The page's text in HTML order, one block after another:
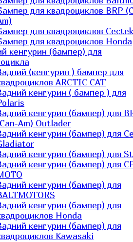
для квадроциклов BRP
для квадроциклов Cectek
для квадроциклов Honda
кенгурин (бампер) для
(кенгурин ) бампер для
ARCTIC CAT
кенгурин ( бампер ) для
кенгурин (бампер) для
Am) Outlader
кенгурин (бампер) для
кенгурин (бампер) для
кенгурин (бампер) для
кенгурин (бампер) для
кенгурин (бампер) для
Honda
кенгурин (бампер) для
Kawasaki